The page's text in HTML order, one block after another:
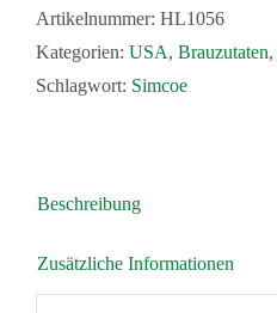
Artikelnummer: HL1056
Kategorien: USA, Brauzutaten,
Schlagwort: Simcoe
Beschreibung
Zusätzliche Informationen